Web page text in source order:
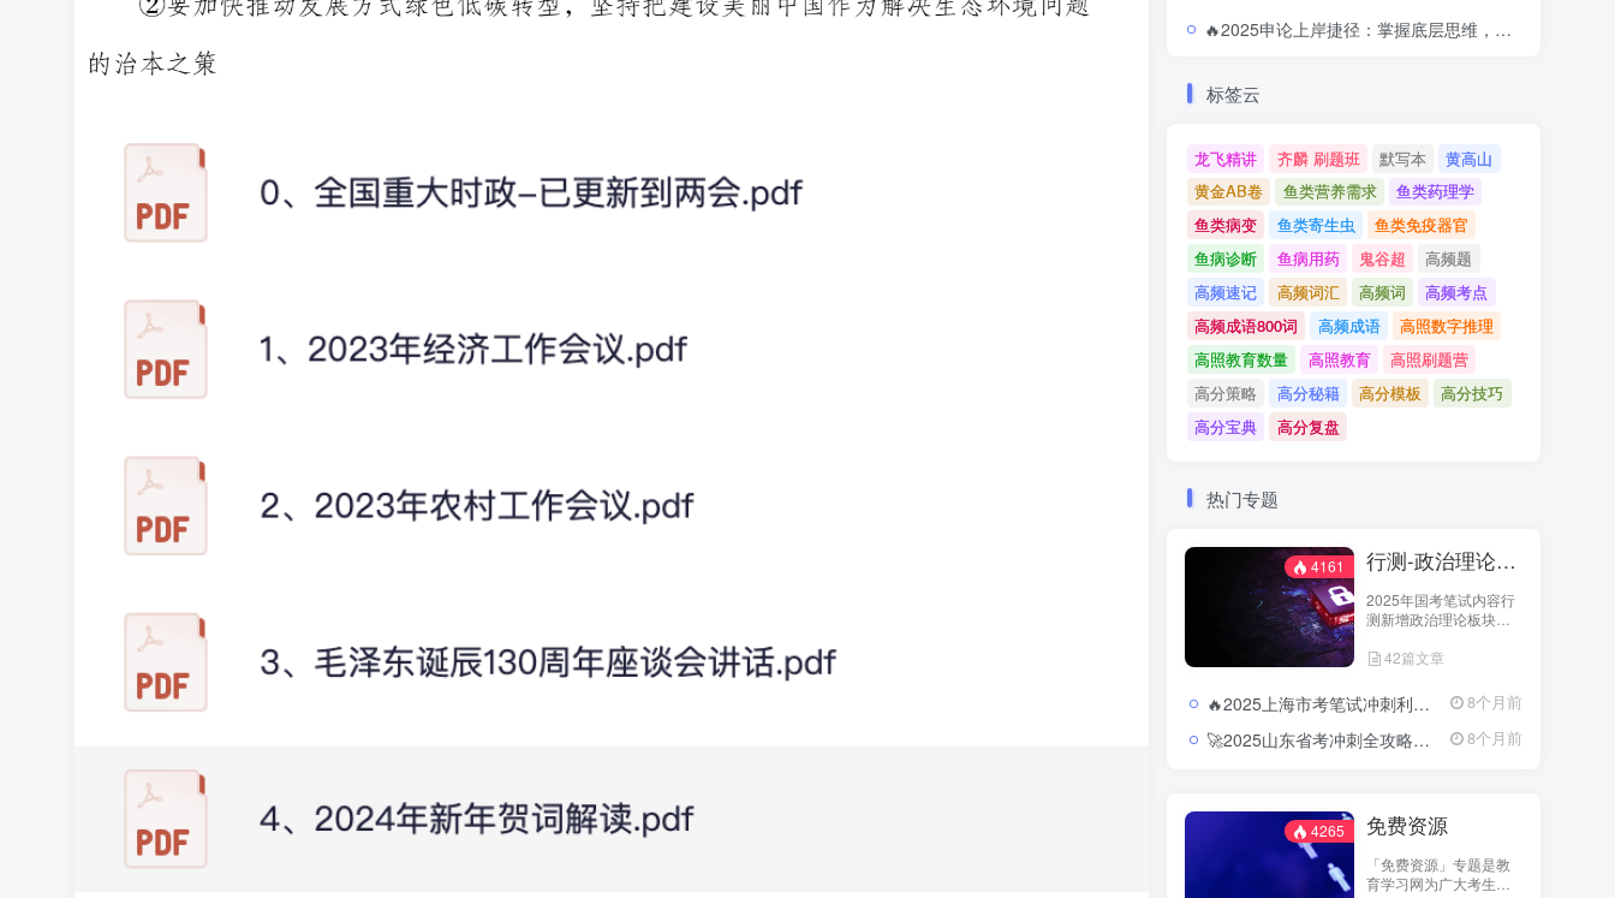
🔥2025申论上岸捷径：掌握底层思维，让高分变得顺理成章
标签云
龙飞精讲 齐麟 刷题班 默写本
黄高山
黄金AB卷
鱼类营养需求
鱼类药理学
鱼类病变
鱼类寄生虫
鱼类免疫器官
鱼病诊断
鱼病用药 鬼谷超
高频题
高频速记
高频词汇 高频词
高频考点
高频成语800词
高频成语
高照数字推理
高照教育数量
高照教育
高照刷题营
高分策略
高分秘籍 高分模板
高分技巧
高分宝典
高分复盘
热门专题
4161 行测-政治理论（国考2025新增科目）
2025年国考笔试内容行
测新增政治理论板块，
五大板块变成六大板
治理论、常识判断、言
语理解与表达、数量关
系、判断推理和资料分
析六大板块。教育学习
习和温故。
42篇文章
🔥2025上海市考笔试冲刺利器：押题卷与模块冲刺的精准结合2025上海市考行测押题卷及冲刺资料合集 8个月前
🚀2025山东省考冲刺全攻略：押题预测与时政热点直击核心2025山东省考行测押题卷及申论预测合集 8个月前
4265 免费资源
「免费资源」专题是教
育学习网为广大考生打